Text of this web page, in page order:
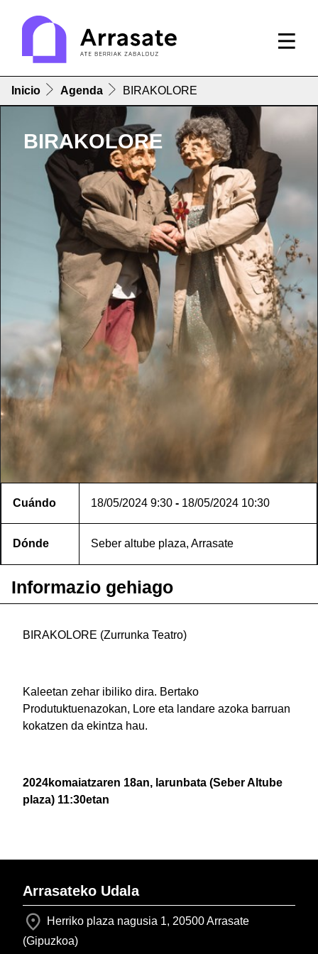
Inicio Agenda BIRAKOLORE
BIRAKOLORE
Cuándo 18/05/2024 9:30 - 18/05/2024 10:30
Dónde Seber altube plaza, Arrasate
Informazio gehiago
BIRAKOLORE (Zurrunka Teatro)
Kaleetan zehar ibiliko dira. Bertako
Produtuktuenazokan, Lore eta landare azoka barruan
kokatzen da ekintza hau.
2024komaiatzaren 18an, larunbata (Seber Altube
plaza) 11:30etan
Arrasateko Udala
Herriko plaza nagusia 1, 20500 Arrasate
(Gipuzkoa)